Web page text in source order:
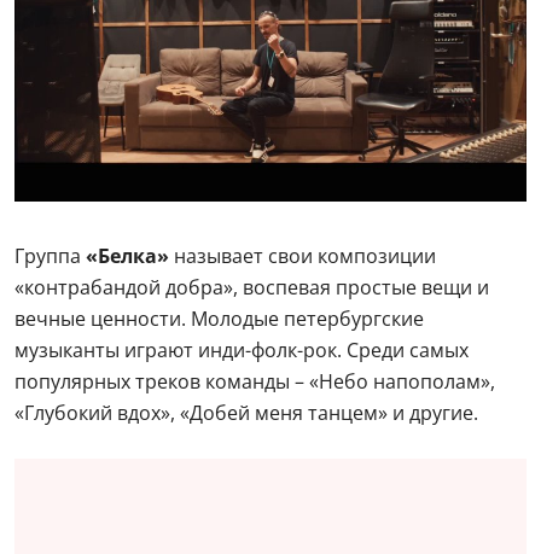
Группа «Белка» называет свои композиции
«контрабандой добра», воспевая простые вещи и
вечные ценности. Молодые петербургские
музыканты играют инди-фолк-рок. Среди самых
популярных треков команды – «Небо напополам»,
«Глубокий вдох», «Добей меня танцем» и другие.